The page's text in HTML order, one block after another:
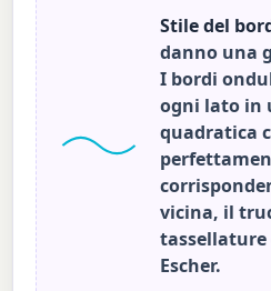
Stile del
danno una
I bordi
ogni lato in
quadratica
vicina, il
Escher.